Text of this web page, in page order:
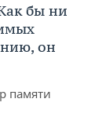
бы ни
он
памяти